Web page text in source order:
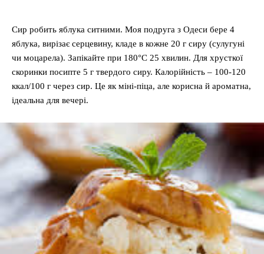
Сир робить яблука ситними. Моя подруга з Одеси бере 4
яблука, вирізає серцевину, кладе в кожне 20 г сиру (сулугуні
чи моцарела). Запікайте при 180°C 25 хвилин. Для хрусткої
скоринки посипте 5 г твердого сиру. Калорійність – 100-120
ккал/100 г через сир. Це як міні-піца, але корисна й ароматна,
ідеальна для вечері.